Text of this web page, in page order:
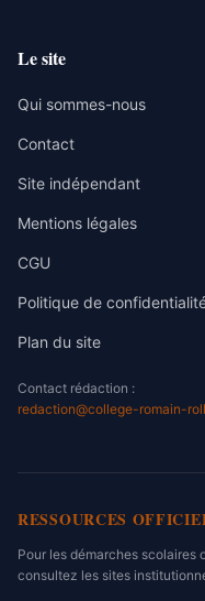
Le site
Qui sommes-nous
Contact
Site indépendant
Mentions légales
CGU
Politique de
Plan du site
Contact rédaction :
redaction@college-romain-
RESSOURCES
Pour les démarches scolaires
consultez les sites